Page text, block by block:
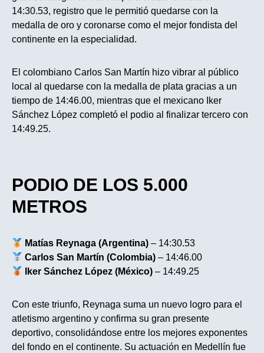
14:30.53, registro que le permitió quedarse con la
medalla de oro y coronarse como el mejor fondista del
continente en la especialidad.
El colombiano Carlos San Martín hizo vibrar al público
local al quedarse con la medalla de plata gracias a un
tiempo de 14:46.00, mientras que el mexicano Iker
Sánchez López completó el podio al finalizar tercero con
14:49.25.
PODIO DE LOS 5.000
METROS
Matías Reynaga (Argentina) – 14:30.53
Carlos San Martín (Colombia) – 14:46.00
Iker Sánchez López (México) – 14:49.25
Con este triunfo, Reynaga suma un nuevo logro para el
atletismo argentino y confirma su gran presente
deportivo, consolidándose entre los mejores exponentes
del fondo en el continente. Su actuación en Medellín fue